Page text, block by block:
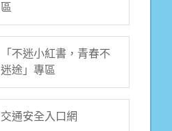
區
「不迷小紅書，青春不
迷途」專區
交通安全入口網